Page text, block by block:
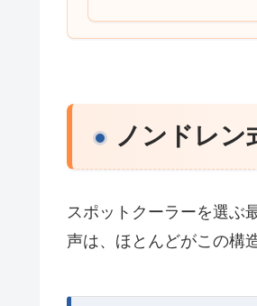
ノンドレン
スポットクーラーを選ぶ
声は、ほとんどがこの構